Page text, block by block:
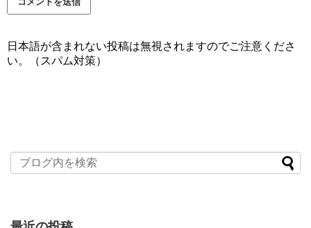
日本語が含まれない投稿は無視されますのでご注意くださ
い。（スパム対策）